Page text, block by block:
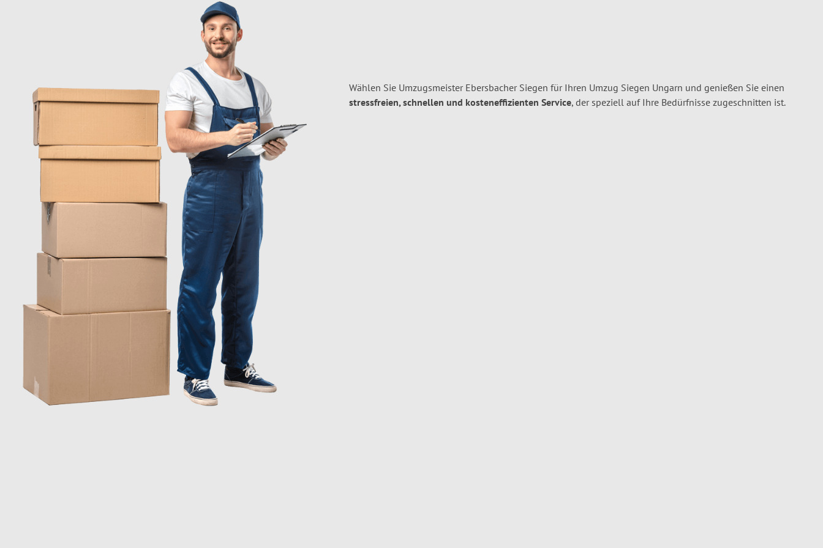
Wählen Sie Umzugsmeister Ebersbacher Siegen für Ihren Umzug Siegen Ungarn und genießen Sie einen
stressfreien, schnellen und kosteneffizienten Service, der speziell auf Ihre Bedürfnisse zugeschnitten ist.